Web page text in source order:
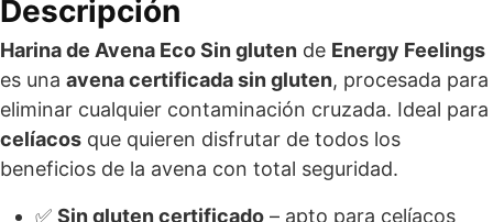
Descripción
Harina de Avena Eco Sin gluten de Energy Feelings
es una avena certificada sin gluten, procesada para
eliminar cualquier contaminación cruzada. Ideal para
celíacos que quieren disfrutar de todos los
beneficios de la avena con total seguridad.
✅ Sin gluten certificado – apto para celíacos